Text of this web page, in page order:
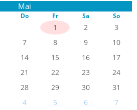
Mai
Do Fr Sa So
1 2
3
7 8 9
10
14 15 16
17
21 22 23
24
28 29 30
31
4 5 6 7